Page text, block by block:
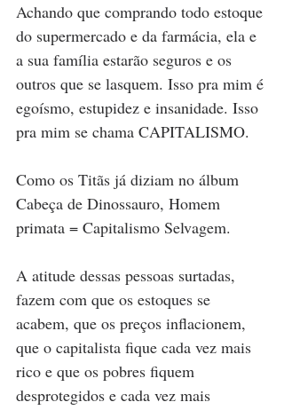
Achando que comprando todo estoque
do supermercado e da farmácia, ela e
a sua família estarão seguros e os
outros que se lasquem. Isso pra mim é
egoísmo, estupidez e insanidade. Isso
pra mim se chama CAPITALISMO.
Como os Titãs já diziam no álbum
Cabeça de Dinossauro, Homem
primata = Capitalismo Selvagem.
A atitude dessas pessoas surtadas,
fazem com que os estoques se
acabem, que os preços inflacionem,
que o capitalista fique cada vez mais
rico e que os pobres fiquem
desprotegidos e cada vez mais